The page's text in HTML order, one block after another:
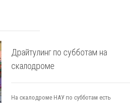
Драйтулинг по субботам на
скалодроме
На скалодроме НАУ по субботам есть